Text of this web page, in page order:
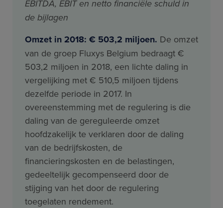
EBITDA, EBIT en netto financiële schuld in
de bijlagen
Omzet in 2018: € 503,2 miljoen. De omzet
van de groep Fluxys Belgium bedraagt €
503,2 miljoen in 2018, een lichte daling in
vergelijking met € 510,5 miljoen tijdens
dezelfde periode in 2017. In
overeenstemming met de regulering is die
daling van de gereguleerde omzet
hoofdzakelijk te verklaren door de daling
van de bedrijfskosten, de
financieringskosten en de belastingen,
gedeeltelijk gecompenseerd door de
stijging van het door de regulering
toegelaten rendement.